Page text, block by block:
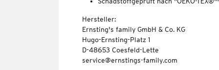
Hersteller:
Ernsting's family GmbH & Co. KG
Hugo-Ernsting-Platz 1
D-48653 Coesfeld-Lette
service@ernstings-family.com